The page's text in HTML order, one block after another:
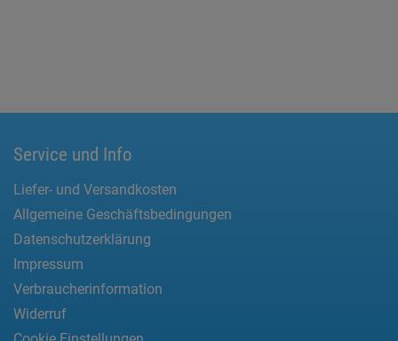
Service und Info
Liefer- und Versandkosten
Allgemeine Geschäftsbedingungen
Datenschutzerklärung
Impressum
Verbraucherinformation
Widerruf